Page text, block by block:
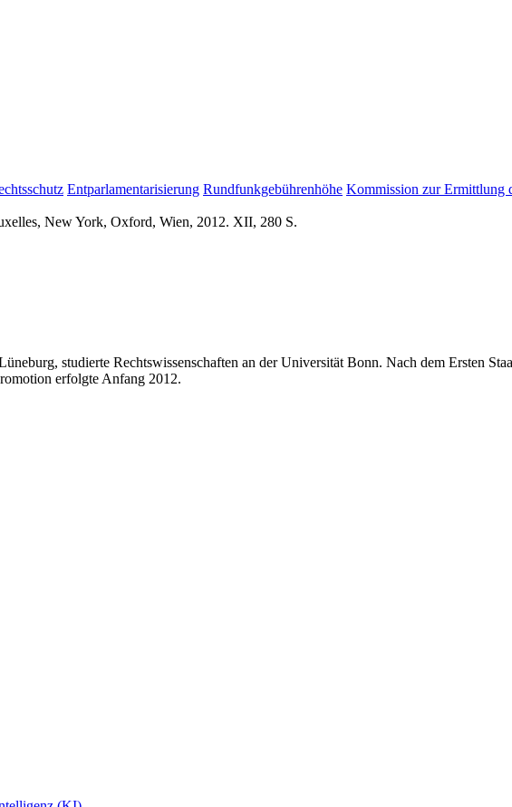
Entparlamentarisierung Rundfunkgebührenhöhe Kommission zur Ermittlung
New York, Oxford, Wien, 2012. XII, 280 S.
studierte Rechtswissenschaften an der Universität Bonn. Nach dem Ersten
erfolgte Anfang 2012.